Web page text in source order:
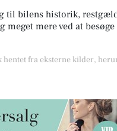
til bilens historik,
meget mere ved at besøge
hentet fra eksterne kilder,